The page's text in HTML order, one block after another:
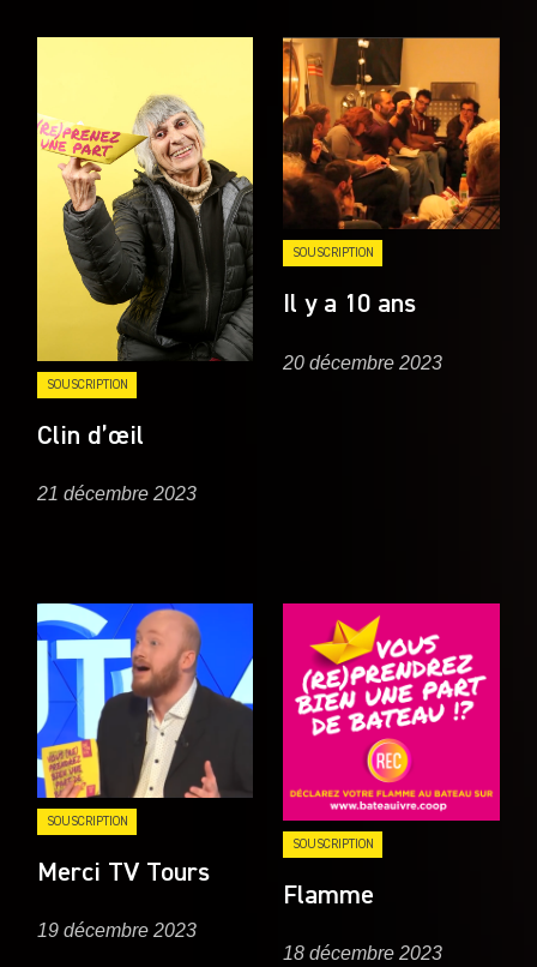
SOUSCRIPTION
Clin d’œil
21 décembre 2023
SOUSCRIPTION
Il y a 10 ans
20 décembre 2023
SOUSCRIPTION
Merci TV Tours
19 décembre 2023
SOUSCRIPTION
Flamme
18 décembre 2023